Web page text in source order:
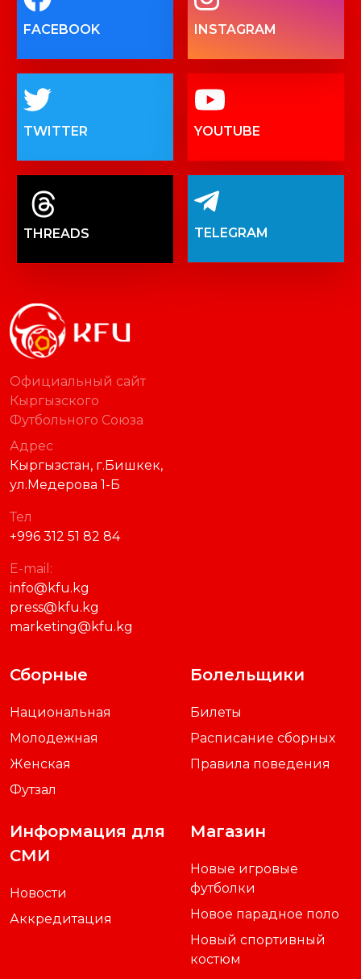
FACEBOOK INSTAGRAM
TWITTER YOUTUBE
THREADS TELEGRAM
Официальный сайт
Кыргызского
Футбольного Союза
Адрес
Кыргызстан, г.Бишкек,
ул.Медерова 1-Б
Тел
+996 312 51 82 84
E-mail:
info@kfu.kg
press@kfu.kg
marketing@kfu.kg
Сборные
Национальная
Молодежная
Женская
Футзал
Болельщики
Билеты
Расписание сборных
Правила поведения
Информация для
СМИ
Новости
Аккредитация
Магазин
Новые игровые
футболки
Новое парадное поло
Новый спортивный
костюм